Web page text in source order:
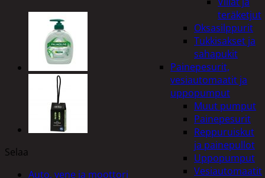
teräketjut
Oksasilppurit
Tukkisakset ja
sahapukit
Painepesurit,
vesiautomaatit ja
uppopumput
Muut pumput
Painepesurit
Reppuruiskut
ja painepullot
Uppopumput
Vesiautomaatit
Selaa
Auto, vene ja moottori